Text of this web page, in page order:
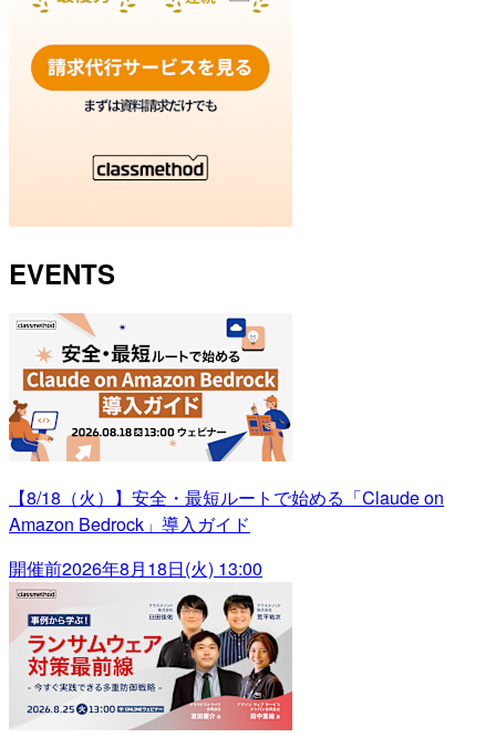
EVENTS
【8/18（火）】安全・最短ルートで始める「Claude on
Amazon Bedrock」導入ガイド
開催前2026年8月18日(火) 13:00